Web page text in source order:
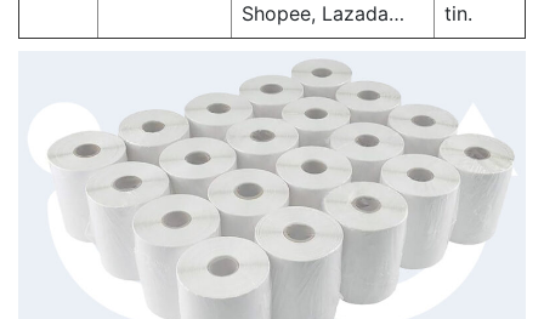
Shopee, Lazada…
tin.